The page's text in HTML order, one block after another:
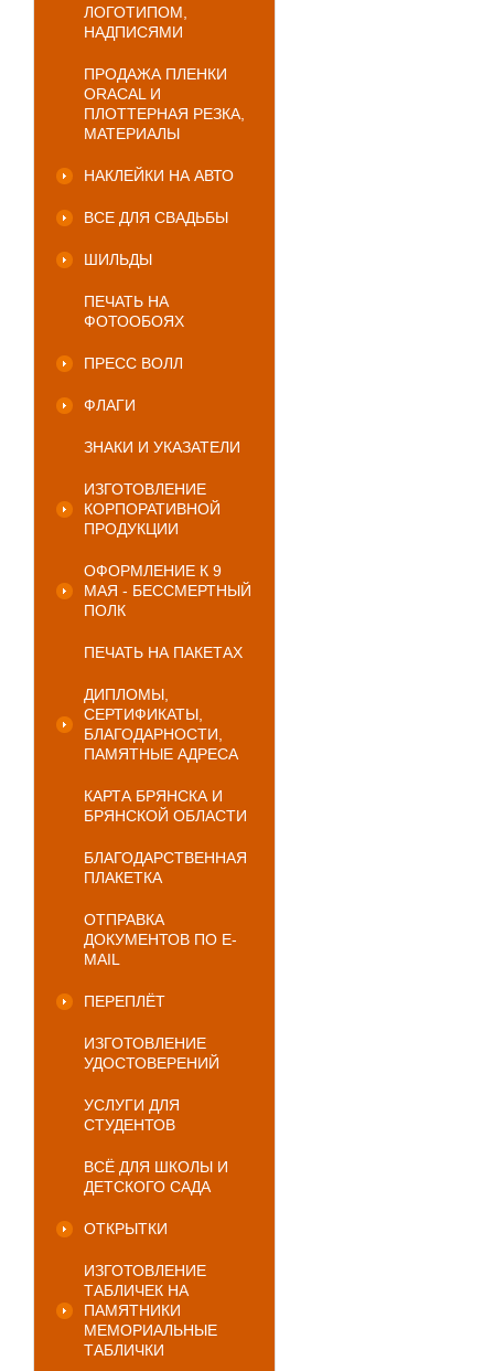
ЛОГОТИПОМ,
НАДПИСЯМИ
ПРОДАЖА ПЛЕНКИ
ORACAL И
ПЛОТТЕРНАЯ РЕЗКА,
МАТЕРИАЛЫ
НАКЛЕЙКИ НА АВТО
ВСЕ ДЛЯ СВАДЬБЫ
ШИЛЬДЫ
ПЕЧАТЬ НА
ФОТООБОЯХ
ПРЕСС ВОЛЛ
ФЛАГИ
ЗНАКИ И УКАЗАТЕЛИ
ИЗГОТОВЛЕНИЕ
КОРПОРАТИВНОЙ
ПРОДУКЦИИ
ОФОРМЛЕНИЕ К 9
МАЯ - БЕССМЕРТНЫЙ
ПОЛК
ПЕЧАТЬ НА ПАКЕТАХ
ДИПЛОМЫ,
СЕРТИФИКАТЫ,
БЛАГОДАРНОСТИ,
ПАМЯТНЫЕ АДРЕСА
КАРТА БРЯНСКА И
БРЯНСКОЙ ОБЛАСТИ
БЛАГОДАРСТВЕННАЯ
ПЛАКЕТКА
ОТПРАВКА
ДОКУМЕНТОВ ПО E-
MAIL
ПЕРЕПЛЁТ
ИЗГОТОВЛЕНИЕ
УДОСТОВЕРЕНИЙ
УСЛУГИ ДЛЯ
СТУДЕНТОВ
ВСЁ ДЛЯ ШКОЛЫ И
ДЕТСКОГО САДА
ОТКРЫТКИ
ИЗГОТОВЛЕНИЕ
ТАБЛИЧЕК НА
ПАМЯТНИКИ
МЕМОРИАЛЬНЫЕ
ТАБЛИЧКИ